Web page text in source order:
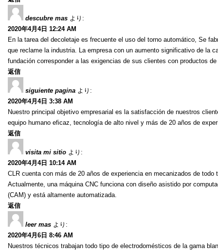
descubre mas より:
2020年4月4日 12:24 AM
En la tarea del decoletaje es frecuente el uso del torno automático, Se
que reclame la industria. La empresa con un aumento significativo de la
fundación corresponder a las exigencias de sus clientes con productos
返信
siguiente pagina より:
2020年4月4日 3:38 AM
Nuestro principal objetivo empresarial es la satisfacción de nuestros
equipo humano eficaz, tecnología de alto nivel y más de 20 años de
返信
visita mi sitio より:
2020年4月4日 10:14 AM
CLR cuenta con más de 20 años de experiencia en mecanizados de
Actualmente, una máquina CNC funciona con diseño asistido por
(CAM) y está altamente automatizada.
返信
leer mas より:
2020年4月6日 8:46 AM
Nuestros técnicos trabajan todo tipo de electrodomésticos de la gama